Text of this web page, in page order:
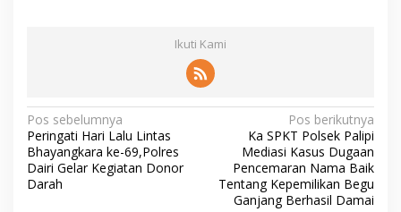
Ikuti Kami
N
a
v
Pos sebelumnya
Peringati Hari Lalu Lintas
Bhayangkara ke-69,Polres
Dairi Gelar Kegiatan Donor
Darah
Pos berikutnya
Ka SPKT Polsek Palipi
Mediasi Kasus Dugaan
Pencemaran Nama Baik
Tentang Kepemilikan Begu
Ganjang Berhasil Damai